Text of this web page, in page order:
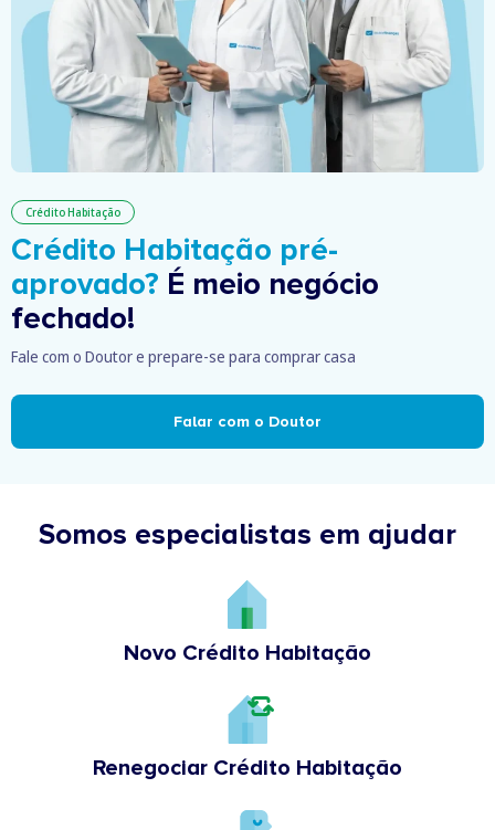
Crédito Habitação
Crédito Habitação pré-
aprovado? É meio negócio
fechado!
Fale com o Doutor e prepare-se para comprar casa
Falar com o Doutor
Somos especialistas em ajudar
Novo Crédito Habitação
Renegociar Crédito Habitação